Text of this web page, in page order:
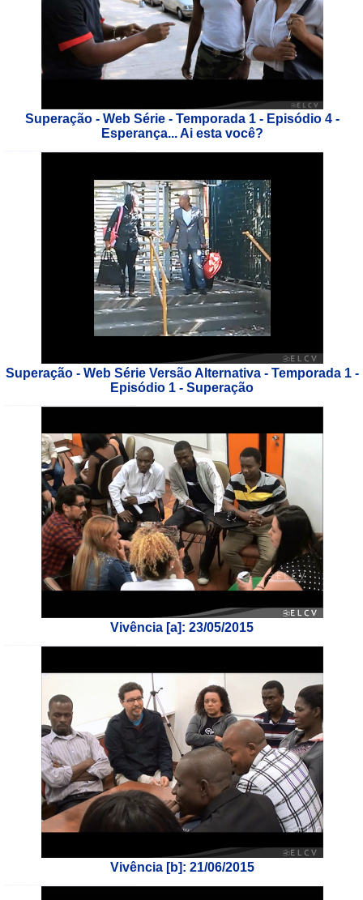
Superação - Web Série - Temporada 1 - Episódio 4 -
Esperança... Ai esta você?
Superação - Web Série Versão Alternativa - Temporada 1 -
Episódio 1 - Superação
Vivência [a]: 23/05/2015
Vivência [b]: 21/06/2015